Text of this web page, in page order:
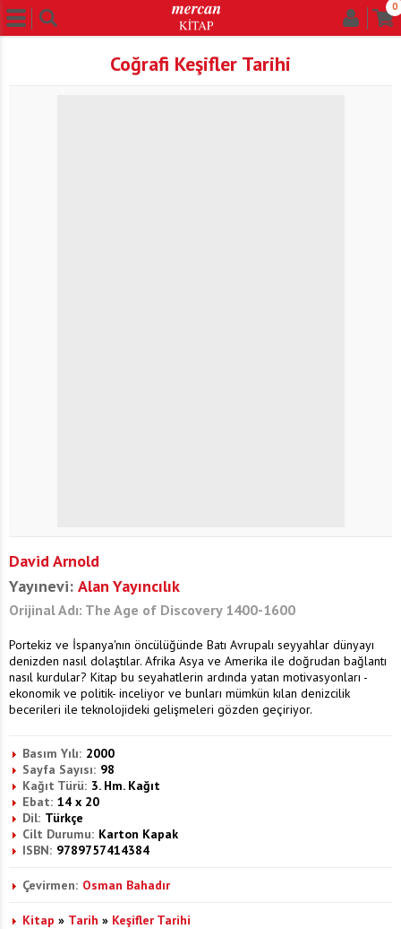
0
Coğrafi Keşifler Tarihi
David Arnold
Yayınevi: Alan Yayıncılık
Orijinal Adı: The Age of Discovery 1400-1600
Portekiz ve İspanya'nın öncülüğünde Batı Avrupalı seyyahlar dünyayı
denizden nasıl dolaştılar. Afrika Asya ve Amerika ile doğrudan bağlantı
nasıl kurdular? Kitap bu seyahatlerin ardında yatan motivasyonları -
ekonomik ve politik- inceliyor ve bunları mümkün kılan denizcilik
becerileri ile teknolojideki gelişmeleri gözden geçiriyor.
Basım Yılı: 2000
Sayfa Sayısı: 98
Kağıt Türü: 3. Hm. Kağıt
Ebat: 14 x 20
Dil: Türkçe
Cilt Durumu: Karton Kapak
ISBN: 9789757414384
Çevirmen: Osman Bahadır
Kitap » Tarih » Keşifler Tarihi